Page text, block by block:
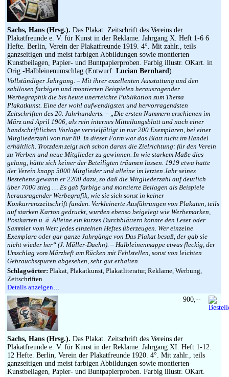
Sachs, Hans (Hrsg.). Das Plakat. Zeitschrift des Vereins der
Plakatfreunde e. V. für Kunst in der Reklame. Jahrgang X. Heft 1-6 6
Hefte. Berlin, Verein der Plakatfreunde 1919. 4°. Mit zahlr., teils
ganzseitigen und meist farbigen Abbildungen sowie montierten
Kunstbeilagen, Papier- und Buntpapierproben. Farbig illustr. OKart. in
Orig.-Halbleinenumschlag (Entwurf: Lucian Bernhard).
Vollständiger Jahrgang. – Mit ihrer exzellenten Ausstattung und den
zahllosen farbigen und montierten Beispielen herausragender
Werbegraphik die bis heute unerreichte Publikation zum Thema
Plakatkunst. Eine der wohl aufwendigsten und hervorragendsten
Zeitschriften des 20. Jahrhunderts. – „Die ersten Nummern erschienen im
März und April 1906, als rein internes Mitteilungsblatt und nach einer
handschriftlichen Vorlage vervielfältigt in nur 200 Exemplaren, bei einer
Mitgliederzahl von nur 80. In dieser Form war das Blatt nicht im Handel
erhältlich. Trotzdem zeigt sich schon daran die Zielrichtung: für den Verein
zu Werben und neue Mitglieder zu gewinnen. In wie starkem Maße dies
gelang, hätte sich keiner der Beteiligten träumen lassen. 1919 etwa hatte
der Verein knapp 5000 Mitglieder und alleine im letzten Jahr seines
Bestehens gewann er 2200 dazu, so daß die Mitgliederzahl auf deutlich
über 7000 stieg … Es gab farbige und montierte Beilagen als Beispiele
herausragender Werbegrafik, wie sie sich sonst in keiner
Konkurrenzzeitschrift fanden. Verkleinerte Ausführungen von Plakaten, teils
auf starken Karton gedruckt, wurden ebenso beigelegt wie Werbemarken,
Postkarten u. ä. Alleine ein kurzes Durchblättern konnte den Leser oder
Sammler vom Wert jedes einzelnen Heftes überzeugen. Wer einzelne
Exemplare oder gar ganze Jahrgänge von Das Plakat besaß, der gab sie
nicht wieder her“ (J. Müller-Daehn). – Halbleinenmappe etwas fleckig, der
Umschlag vom Märzheft am Rücken mit Fehlstellen, sonst von leichten
Gebrauchsspuren abgesehen, sehr gut erhalten.
Schlagwörter: Plakat, Plakatkunst, Plakatliteratur, Reklame, Werbung,
Zeitschriften
Details anzeigen…
Sachs, Hans (Hrsg.). Das Plakat. Zeitschrift des Vereins der
Plakatfreunde e. V. für Kunst in der Reklame. Jahrgang XI. Heft 1-12.
12 Hefte. Berlin, Verein der Plakatfreunde 1920. 4°. Mit zahlr., teils
ganzseitigen und meist farbigen Abbildungen sowie montierten
Kunstbeilagen, Papier- und Buntpapierproben. Farbig illustr. OKart.
900,--